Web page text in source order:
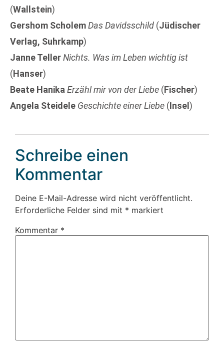
(Wallstein)
Gershom ScholemDas Davidsschild (Jüdischer
Verlag, Suhrkamp)
Janne TellerNichts. Was im Leben wichtig ist
(Hanser)
Beate HanikaErzähl mir von der Liebe (Fischer)
Angela Steidele Geschichte einer Liebe (Insel )
Schreibe einen
Kommentar
Deine E-Mail-Adresse wird nicht veröffentlicht.
Erforderliche Felder sind mit * markiert
Kommentar *